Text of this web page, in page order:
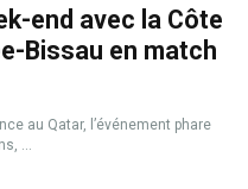
end avec la Côte
Bissau en match
au Qatar, l’événement phare
...